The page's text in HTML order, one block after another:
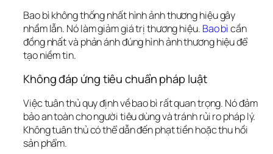
Bao bì không thống nhất hình ảnh thương hiệu gây
nhầm lẫn. Nó làm giảm giá trị thương hiệu. Bao bì cần
đồng nhất và phản ánh đúng hình ảnh thương hiệu để
tạo niềm tin.
Không đáp ứng tiêu chuẩn pháp luật
Việc tuân thủ quy định về bao bì rất quan trọng. Nó đảm
bảo an toàn cho người tiêu dùng và tránh rủi ro pháp lý.
Không tuân thủ có thể dẫn đến phạt tiền hoặc thu hồi
sản phẩm.